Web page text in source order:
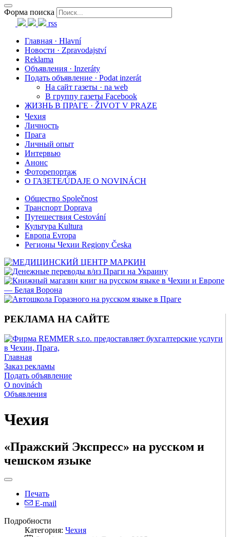
Форма поиска
rss
Главная · Hlavní
Новости · Zpravodajství
Reklama
Объявления · Inzeráty
Подать объявление · Podat inzerát
На сайт газеты · na web
В группу газеты Facebook
ЖИЗНЬ В ПРАГЕ · ŽIVOT V PRAZE
Чехия
Личность
Прага
Личный опыт
Интервью
Анонс
Фоторепортаж
О ГАЗЕТЕ/ÚDAJE O NOVINÁCH
Общество Společnost
Транспорт Doprava
Путешествия Cestování
Культура Kultura
Европа Evropa
Регионы Чехии Regiony Česka
РЕКЛАМА НА САЙТЕ
Главная
Заказ рекламы
Подать объявление
O novinách
Объявления
Чехия
«Пражский Экспресс» на русском и
чешском языке
Печать
E-mail
Подробности
Категория: Чехия